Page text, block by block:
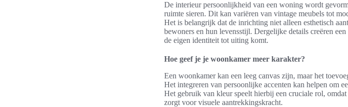
De interieur persoonlijkheid van een woning wordt
ruimte sieren. Dit kan variëren van vintage meubels tot
Het is belangrijk dat de inrichting niet alleen esthetisch
bewoners en hun levensstijl. Dergelijke details creëren
de eigen identiteit tot uiting komt.
Hoe geef je je woonkamer meer karakter?
Een woonkamer kan een leeg canvas zijn, maar het
Het integreren van persoonlijke accenten kan helpen om
Het gebruik van kleur speelt hierbij een cruciale rol,
zorgt voor visuele aantrekkingskracht.